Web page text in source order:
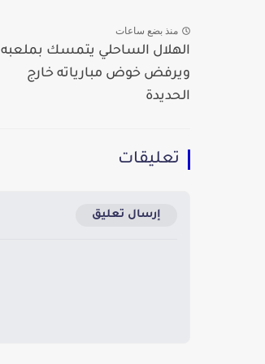
منذ بضع ساعات
الهلال الساحلي يتمسك بملعبه
ويرفض خوض مبارياته خارج
الحديدة
تعليقات
إرسال تعليق